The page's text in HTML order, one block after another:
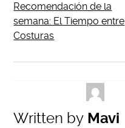
Recomendación de la
semana: El Tiempo entre
Costuras
Written by Mavi